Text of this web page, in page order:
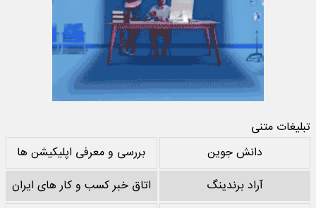
تبلیغات متنی
دانش جوین
بررسی و معرفی اپلیکیشن ها
آراد برندینگ
اتاق خبر کسب و کار های ایران